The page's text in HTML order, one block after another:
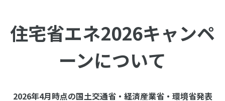
住宅省エネ2026キャンペ
ーンについて
2026年4月時点の国土交通省・経済産業省・環境省発表